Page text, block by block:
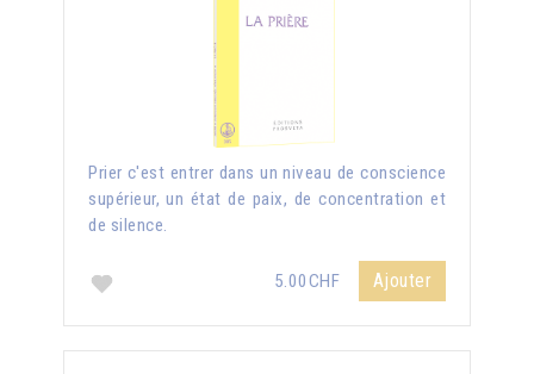
Prier c'est entrer dans un niveau de conscience
supérieur, un état de paix, de concentration et
de silence.
5.00CHF Ajouter